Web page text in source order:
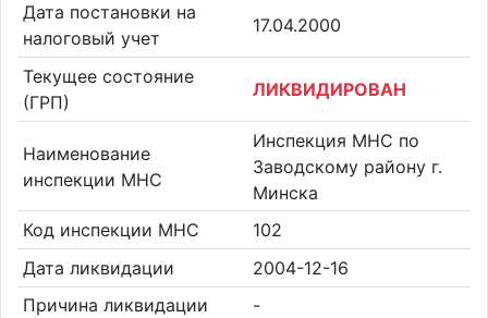
Дата постановки на
налоговый учет
17.04.2000
Текущее состояние
(ГРП)
ЛИКВИДИРОВАН
Наименование
инспекции МНС
Инспекция МНС по
Заводскому району г.
Минска
Код инспекции МНС
102
Дата ликвидации
2004-12-16
Причина ликвидации
-